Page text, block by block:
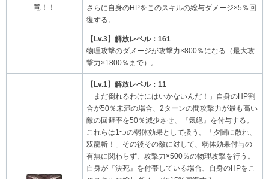
竜！！
さらに自身のHPをこのスキルの総与ダメージ×5％回
復する。
【Lv.3】解放レベル：161
物理攻撃のダメージが攻撃力×800％になる（最大攻
撃力×1800％まで）。
【Lv.1】解放レベル：11
「まだ倒れるわけにはいかないんだ！」自身のHP割
合が50％未満の場合、2ターンの間攻撃力が最も高い
敵の回避率を50％減少させ、『気絶』を付与する。
これらは1つの弱体効果として扱う。「夕闇に散れ、
双龍斬！」その後その敵に対して、弱体効果付与の
有無に関わらず、攻撃力×500％の物理攻撃を行う。
自身が『決死』を付帯している場合、自身のHPをこ